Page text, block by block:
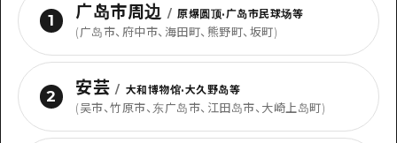
1 广岛市周边 / 原爆圆顶·广岛市民球场等
(广岛市、府中市、海田町、熊野町、坂町)
2 安芸 / 大和博物馆·大久野岛等
(吴市、竹原市、东广岛市、江田岛市、大崎上岛町)